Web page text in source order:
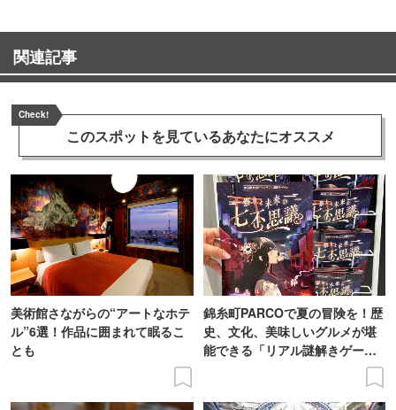
関連記事
Check!
このスポットを見ているあなたにオススメ
美術館さながらの“アートなホテ
ル”6選！作品に囲まれて眠るこ
とも
錦糸町PARCOで夏の冒険を！歴
史、文化、美味しいグルメが堪
能できる「リアル謎解きゲー